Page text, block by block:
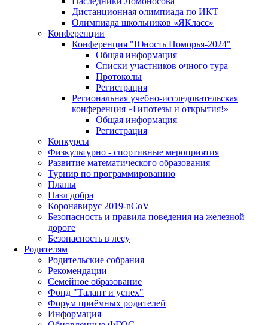
Дистанционная олимпиада по ИКТ
Олимпиада школьников «ЯКласс»
Конференции
Конференция "Юность Поморья-2024"
Общая информация
Списки участников очного тура
Протоколы
Регистрация
Региональная учебно-исследовательская
конференция «Гипотезы и открытия!»
Общая информация
Регистрация
Конкурсы
Физкультурно - спортивные мероприятия
Развитие математического образования
Турнир по программированию
Планы
Пазл добра
Коронавирус 2019-nCoV
Безопасность и правила поведения на железной
дороге
Безопасность в лесу
Родителям
Родительские собрания
Рекомендации
Семейное образование
Фонд "Талант и успех"
Форум приёмных родителей
Информация